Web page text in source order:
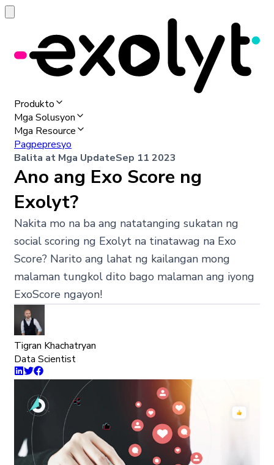
Produkto
Mga Solusyon
Mga Resource
Pagpepresyo
Balita at Mga UpdateSep 11 2023
Ano ang Exo Score ng
Exolyt?
Nakita mo na ba ang natatanging sukatan ng
social scoring ng Exolyt na tinatawag na Exo
Score? Narito ang lahat ng kailangan mong
malaman tungkol dito bago malaman ang iyong
ExoScore ngayon!
Tigran Khachatryan
Data Scientist